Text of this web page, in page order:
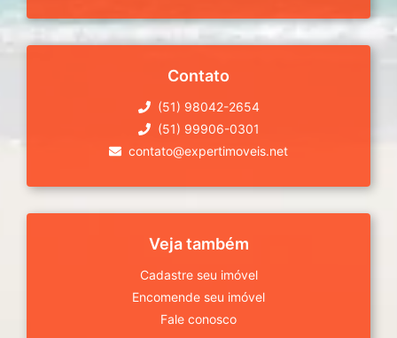
Contato
(51) 98042-2654
(51) 99906-0301
contato@expertimoveis.net
Veja também
Cadastre seu imóvel
Encomende seu imóvel
Fale conosco